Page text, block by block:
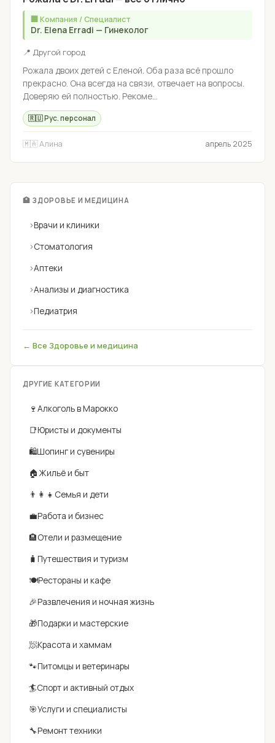
🏢 Компания / Специалист
Dr. Elena Erradi — Гинеколог
📍 Другой город
Рожала двоих детей с Еленой. Оба раза всё прошло
прекрасно. Она всегда на связи, отвечает на вопросы.
Доверяю ей полностью. Рекоме...
🇷🇺 Рус. персонал
🇲🇦 Алина апрель 2025
🏥 ЗДОРОВЬЕ И МЕДИЦИНА
›Врачи и клиники
›Стоматология
›Аптеки
›Анализы и диагностика
›Педиатрия
← Все Здоровье и медицина
ДРУГИЕ КАТЕГОРИИ
🍷Алкоголь в Марокко
📑Юристы и документы
🛍Шопинг и сувениры
🏠Жильё и быт
👨‍👩‍👧 Семья и дети
💼Работа и бизнес
🏨Отели и размещение
🧳 Путешествия и туризм
🍽Рестораны и кафе
🎉Развлечения и ночная жизнь
🎁Подарки и мастерские
🧖Красота и хаммам
🐾Питомцы и ветеринары
🏄Спорт и активный отдых
🎯Услуги и специалисты
🔧Ремонт техники